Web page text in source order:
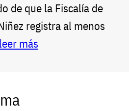
de que la Fiscalía de
registra al menos
leer más